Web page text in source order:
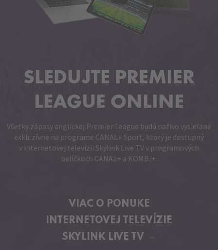
SLEDUJTE PREMIER
LEAGUE ONLINE
Všetky zápasy anglickej Premier League budú naživo vysielané
exkluzívne na programe CANAL+ Sport, ktorý je dostupný
v internetovej televízii Skylink Live TV v programových
balíčkoch CANAL+ a KOMBI+.
VIAC O PONUKE
INTERNETOVEJ TELEVÍZIE
SKYLINK LIVE TV